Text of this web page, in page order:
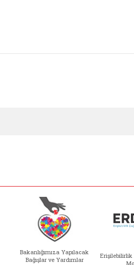
Bakanlığımıza Yapılacak
Bağışlar ve Yardımlar
Erişilebilirlik